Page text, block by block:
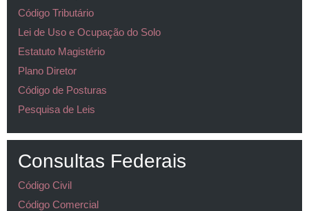
Código Tributário
Lei de Uso e Ocupação do Solo
Estatuto Magistério
Plano Diretor
Código de Posturas
Pesquisa de Leis
Consultas Federais
Código Civil
Código Comercial